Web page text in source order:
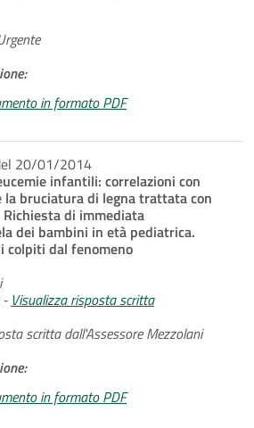
in formato PDF
20/01/2014
infantili: correlazioni con
bruciatura di legna trattata con
di immediata
dei bambini in età pediatrica.
colpiti dal fenomeno
Visualizza risposta scritta
scritta dall'Assessore Mezzolani
in formato PDF